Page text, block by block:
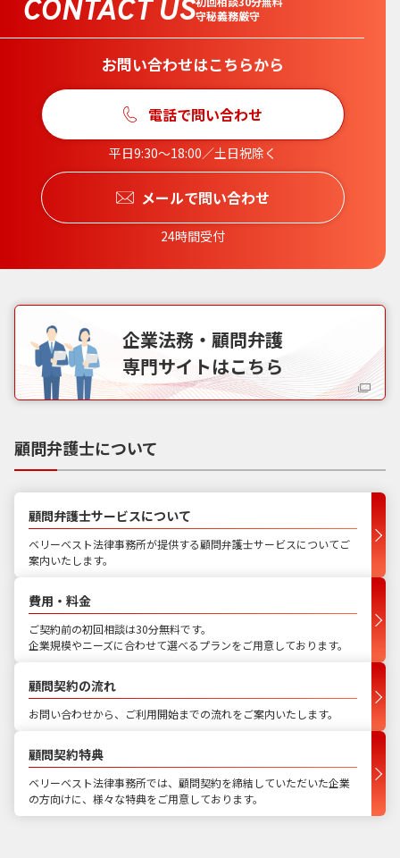
CONTACT US守秘義務厳守
お問い合わせはこちらから
電話で問い合わせ
平日9:30〜18:00／土日祝除く
メールで問い合わせ
24時間受付
企業法務・顧問弁護
専門サイトはこちら
顧問弁護士について
顧問弁護士サービスについて
ベリーベスト法律事務所が提供する顧問弁護士サービスについてご
案内いたします。
費用・料金
ご契約前の初回相談は30分無料です。
企業規模やニーズに合わせて選べるプランをご用意しております。
顧問契約の流れ
お問い合わせから、ご利用開始までの流れをご案内いたします。
顧問契約特典
ベリーベスト法律事務所では、顧問契約を締結していただいた企業
の方向けに、様々な特典をご用意しております。